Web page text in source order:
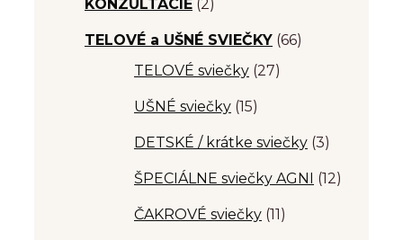
KONZULTÁCIE (2)
TELOVÉ a UŠNÉ SVIEČKY (66)
TELOVÉ sviečky (27)
UŠNÉ sviečky (15)
DETSKÉ / krátke sviečky (3)
ŠPECIÁLNE sviečky AGNI (12)
ČAKROVÉ sviečky (11)